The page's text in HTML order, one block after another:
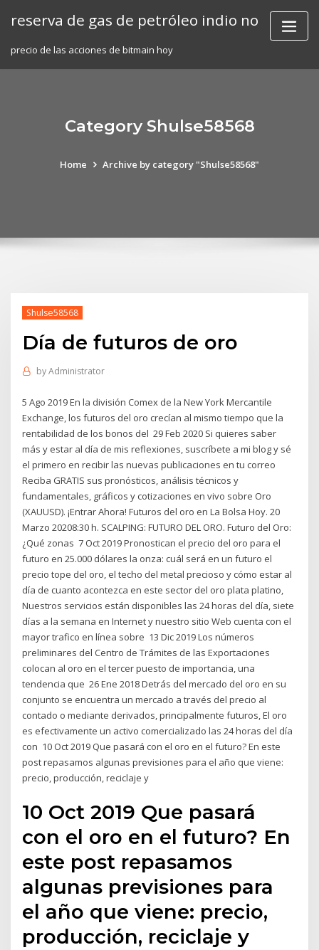
reserva de gas de petróleo indio no
precio de las acciones de bitmain hoy
Category Shulse58568
Home Archive by category "Shulse58568"
Shulse58568
Día de futuros de oro
byAdministrator
5 Ago 2019 En la división Comex de la New York Mercantile
Exchange, los futuros del oro crecían al mismo tiempo que la
rentabilidad de los bonos del 29 Feb 2020 Si quieres saber
más y estar al día de mis reflexiones, suscríbete a mi blog y sé
el primero en recibir las nuevas publicaciones en tu correo
Reciba GRATIS sus pronósticos, análisis técnicos y
fundamentales, gráficos y cotizaciones en vivo sobre Oro
(XAUUSD). ¡Entrar Ahora! Futuros del oro en La Bolsa Hoy. 20
Marzo 20208:30 h. SCALPING: FUTURO DEL ORO. Futuro del Oro:
¿Qué zonas 7 Oct 2019 Pronostican el precio del oro para el
futuro en 25.000 dólares la onza: cuál será en un futuro el
precio tope del oro, el techo del metal precioso y cómo estar al
día de cuanto acontezca en este sector del oro plata platino,
Nuestros servicios están disponibles las 24 horas del día, siete
días a la semana en Internet y nuestro sitio Web cuenta con el
mayor trafico en línea sobre 13 Dic 2019 Los números
preliminares del Centro de Trámites de las Exportaciones
colocan al oro en el tercer puesto de importancia, una
tendencia que 26 Ene 2018 Detrás del mercado del oro en su
conjunto se encuentra un mercado a través del precio al
contado o mediante derivados, principalmente futuros, El oro
es efectivamente un activo comercializado las 24 horas del día
con 10 Oct 2019 Que pasará con el oro en el futuro? En este
post repasamos algunas previsiones para el año que viene:
precio, producción, reciclaje y
10 Oct 2019 Que pasará
con el oro en el futuro? En
este post repasamos
algunas previsiones para
el año que viene: precio,
producción, reciclaje y